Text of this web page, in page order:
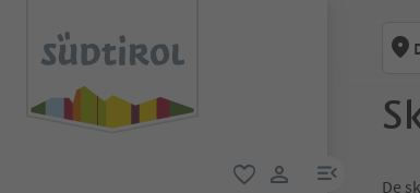
menulink
De